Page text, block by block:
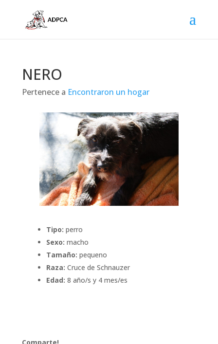
NERO
Pertenece a Encontraron un hogar
Tipo: perro
Sexo: macho
Tamaño: pequeno
Raza: Cruce de Schnauzer
Edad: 8 año/s y 4 mes/es
Comparte!